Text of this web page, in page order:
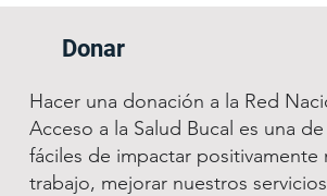
Donar
Hacer una donación a la Red
Acceso a la Salud Bucal es una
fáciles de impactar positivamente
trabajo, mejorar nuestros